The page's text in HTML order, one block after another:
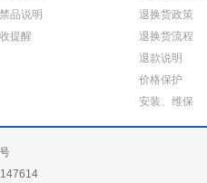
品说明
提醒
退换货政策
退换货流程
退款说明
价格保护
安装、维保